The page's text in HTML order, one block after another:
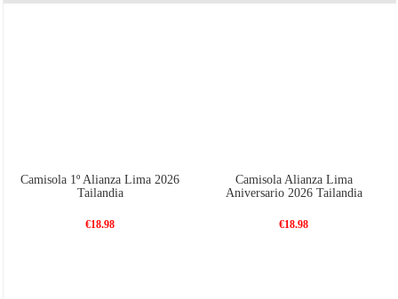
Camisola 1º Alianza Lima 2026
Tailandia
€18.98
Camisola Alianza Lima
Aniversario 2026 Tailandia
€18.98